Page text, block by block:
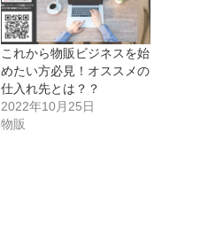
これから物販ビジネスを始
めたい方必見！オススメの
仕入れ先とは？？
2022年10月25日
物販